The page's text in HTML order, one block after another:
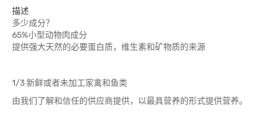
描述
多少成分？
65%小型动物肉成分
提供强大天然的必要蛋白质，维生素和矿物质的来源
1/3 新鲜或者未加工家禽和鱼类
由我们了解和信任的供应商提供，以最具营养的形式提供营养。